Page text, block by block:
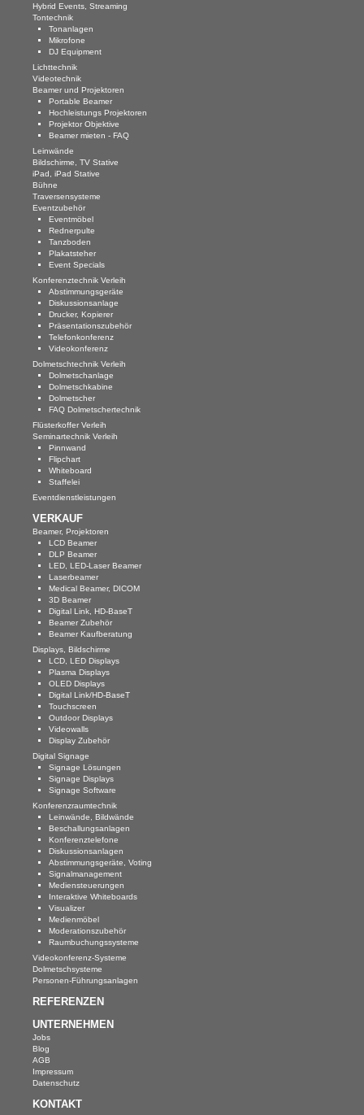
Datenschutz
Hybrid Events, Streaming
Tontechnik
Tonanlagen
Mikrofone
DJ Equipment
Lichttechnik
Videotechnik
Beamer und Projektoren
Portable Beamer
Hochleistungs Projektoren
Projektor Objektive
Beamer mieten - FAQ
Leinwände
Bildschirme, TV Stative
iPad, iPad Stative
Bühne
Traversensysteme
Eventzubehör
Eventmöbel
Rednerpulte
Tanzboden
Plakatsteher
Event Specials
Konferenztechnik Verleih
Abstimmungsgeräte
Diskussionsanlage
Drucker, Kopierer
Präsentationszubehör
Telefonkonferenz
Videokonferenz
Dolmetschtechnik Verleih
Dolmetschanlage
Dolmetschkabine
Dolmetscher
FAQ Dolmetschertechnik
Flüsterkoffer Verleih
Seminartechnik Verleih
Pinnwand
Flipchart
Whiteboard
Staffelei
Eventdienstleistungen
VERKAUF
Beamer, Projektoren
LCD Beamer
DLP Beamer
LED, LED-Laser Beamer
Laserbeamer
Medical Beamer, DICOM
3D Beamer
Digital Link, HD-BaseT
Beamer Zubehör
Beamer Kaufberatung
Displays, Bildschirme
LCD, LED Displays
Plasma Displays
OLED Displays
Digital Link/HD-BaseT
Touchscreen
Outdoor Displays
Videowalls
Display Zubehör
Digital Signage
Signage Lösungen
Signage Displays
Signage Software
Konferenzraumtechnik
Leinwände, Bildwände
Beschallungsanlagen
Konferenztelefone
Diskussionsanlagen
Abstimmungsgeräte, Voting
Signalmanagement
Mediensteuerungen
Interaktive Whiteboards
Visualizer
Medienmöbel
Moderationszubehör
Raumbuchungssysteme
Videokonferenz-Systeme
Dolmetschsysteme
Personen-Führungsanlagen
REFERENZEN
UNTERNEHMEN
Jobs
Blog
AGB
Impressum
Datenschutz
KONTAKT